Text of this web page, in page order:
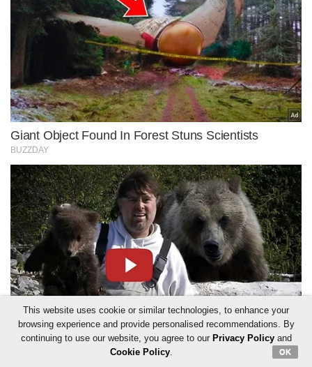
This website uses cookie or similar technologies, to enhance your
browsing experience and provide personalised recommendations. By
continuing to use our website, you agree to our Privacy Policyand
Cookie Policy. OK